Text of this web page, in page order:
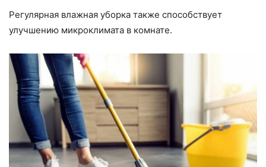
Регулярная влажная уборка также способствует
улучшению микроклимата в комнате.